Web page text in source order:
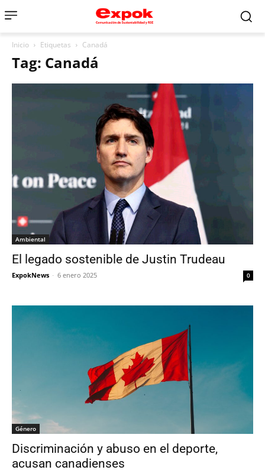
Inicio Etiquetas Canadá
Tag: Canadá
Ambiental
El legado sostenible de Justin Trudeau
ExpokNews - 6 enero 2025 0
Género
Discriminación y abuso en el deporte,
acusan canadienses